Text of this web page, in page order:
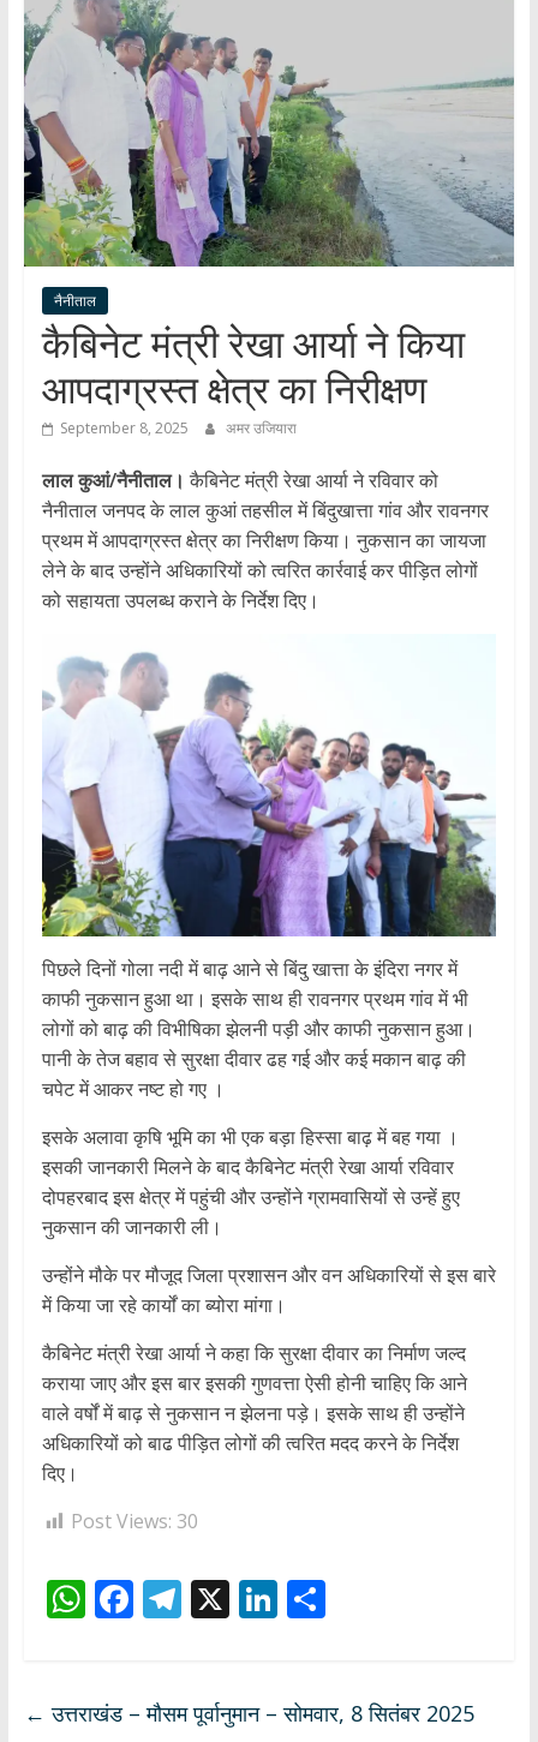
हर
खबर
।
सच्ची
खबर
।
सबकी
खबर
नैनीताल
कैबिनेट मंत्री रेखा आर्या ने किया
आपदाग्रस्त क्षेत्र का निरीक्षण
September 8, 2025 अमर उजियारा
लाल कुआं/नैनीताल। कैबिनेट मंत्री रेखा आर्या ने रविवार को
नैनीताल जनपद के लाल कुआं तहसील में बिंदुखात्ता गांव और रावनगर
प्रथम में आपदाग्रस्त क्षेत्र का निरीक्षण किया। नुकसान का जायजा
लेने के बाद उन्होंने अधिकारियों को त्वरित कार्रवाई कर पीड़ित लोगों
को सहायता उपलब्ध कराने के निर्देश दिए।
पिछले दिनों गोला नदी में बाढ़ आने से बिंदु खात्ता के इंदिरा नगर में
काफी नुकसान हुआ था। इसके साथ ही रावनगर प्रथम गांव में भी
लोगों को बाढ़ की विभीषिका झेलनी पड़ी और काफी नुकसान हुआ।
पानी के तेज बहाव से सुरक्षा दीवार ढह गई और कई मकान बाढ़ की
चपेट में आकर नष्ट हो गए ।
इसके अलावा कृषि भूमि का भी एक बड़ा हिस्सा बाढ़ में बह गया ।
इसकी जानकारी मिलने के बाद कैबिनेट मंत्री रेखा आर्या रविवार
दोपहरबाद इस क्षेत्र में पहुंची और उन्होंने ग्रामवासियों से उन्हें हुए
नुकसान की जानकारी ली।
उन्होंने मौके पर मौजूद जिला प्रशासन और वन अधिकारियों से इस बारे
में किया जा रहे कार्यों का ब्योरा मांगा।
कैबिनेट मंत्री रेखा आर्या ने कहा कि सुरक्षा दीवार का निर्माण जल्द
कराया जाए और इस बार इसकी गुणवत्ता ऐसी होनी चाहिए कि आने
वाले वर्षों में बाढ़ से नुकसान न झेलना पड़े। इसके साथ ही उन्होंने
अधिकारियों को बाढ पीड़ित लोगों की त्वरित मदद करने के निर्देश
दिए।
Post Views: 30
W
s
F
b
T
gr
X Li
e
S
e
← उत्तराखंड – मौसम पूर्वानुमान – सोमवार, 8 सितंबर 2025